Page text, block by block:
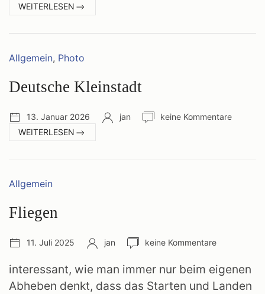
WEITERLESEN
Kategorien:
Allgemein, Photo
Deutsche Kleinstadt
Veröffentlichungsdatum:
13. Januar 2026 Autor:
jan
Anzahl
keine Kommentare
WEITERLESEN
Kategorien:
Allgemein
Fliegen
Veröffentlichungsdatum:
11. Juli 2025 Autor:
jan
Anzahl
keine Kommentare
interessant, wie man immer nur beim eigenen
Abheben denkt, dass das Starten und Landen